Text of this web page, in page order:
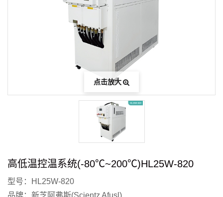
点击放大
高低温控温系统(-80℃~200℃)HL25W-820
型号：HL25W-820
品牌：新芝阿弗斯(Scientz Afusl)